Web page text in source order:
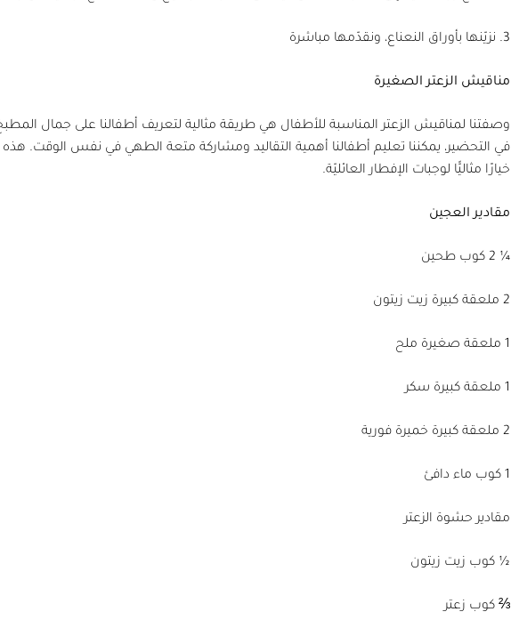
3. نزيّنها بأوراق النعناع، ونقدّمها مباشرة
مناقيش الزعتر الصغيرة
وصفتنا لمناقيش الزعتر المناسبة للأطفال هي طريقة مثالية لتعريف أطفالنا على جمال
في التحضير، يمكننا تعليم أطفالنا أهمية التقاليد ومشاركة متعة الطهي في نفس الوقت. هذه
خيارًا مثاليًّا لوجبات الإفطار العائليّة.
مقادير العجين
¼ 2 كوب طحين
2 ملعقة كبيرة زيت زيتون
1 ملعقة صغيرة ملح
1 ملعقة كبيرة سكر
2 ملعقة كبيرة خميرة فورية
1 كوب ماء دافئ
مقادير حشوة الزعتر
½ كوب زيت زيتون
⅔ كوب زعتر